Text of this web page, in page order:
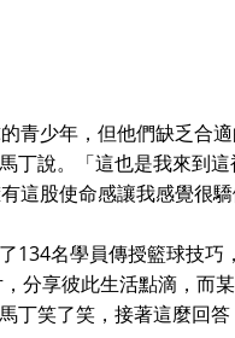
青少年，但他們缺乏合
丁說。「這也是我來到
這股使命感讓我感覺很驕
134名學員傳授籃球技
分享彼此生活點滴，而
丁笑了笑，接著這麼回